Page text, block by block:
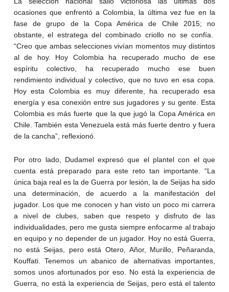
ocasiones que enfrentó a Colombia, la última vez fue en la
fase de grupo de la Copa América de Chile 2015; no
obstante, el estratega del combinado criollo no se confía.
“Creo que ambas selecciones vivían momentos muy distintos
al de hoy. Hoy Colombia ha recuperado mucho de ese
espíritu colectivo, ha recuperado mucho ese buen
rendimiento individual y colectivo, que no tuvo en esa copa.
Hoy esta Colombia es muy diferente, ha recuperado esa
energía y esa conexión entre sus jugadores y su gente. Esta
Colombia es más fuerte que la que jugó la Copa América en
Chile. También esta Venezuela está más fuerte dentro y fuera
de la cancha”, reflexionó.
Por otro lado, Dudamel expresó que el plantel con el que
cuenta está preparado para este reto tan importante. “La
única baja real es la de Guerra por lesión, la de Seijas ha sido
una determinación, de acuerdo a la manifestación del
jugador. Los que me conocen y han visto un poco mi carrera
a nivel de clubes, saben que respeto y disfruto de las
individualidades, pero me gusta siempre enfocarme al trabajo
en equipo y no depender de un jugador. Hoy no está Guerra,
no está Seijas, pero está Otero, Añor, Murillo, Peñaranda,
Kouffati. Tenemos un abanico de alternativas importantes,
somos unos afortunados por eso. No está la experiencia de
Guerra, no está la experiencia de Seijas, pero está el talento